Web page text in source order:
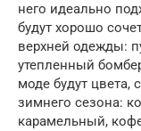
него идеально
будут хорошо
верхней одежды:
утепленный
моде будут цвета,
зимнего сезона:
карамельный,